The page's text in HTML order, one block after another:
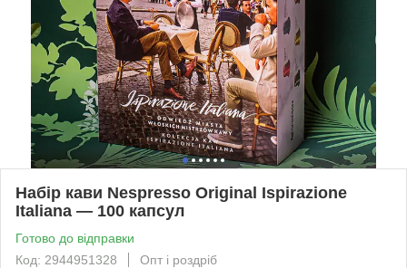
Набір кави Nespresso Original Ispirazione
Italiana — 100 капсул
Готово до відправки
Код: 2944951328
Опт і роздріб